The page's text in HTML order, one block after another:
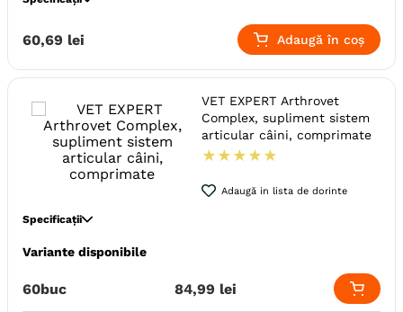
Specie
Pisici
Mica (S) Medie (M)
Mare (L) Giant (XL)
Varsta
Junior Adult
Adult (Gestatie & Lactatie)
Adult (Sterilizat)
Senior
Aroma
Pui
Indicatii Speciale
Sistem Articular
Producator
60,69 lei Adaugă în coș
VET EXPERT Arthrovet
Complex, supliment sistem
articular câini, comprimate
★ ★ ★ ★ ★
Adaugă in lista de dorinte
Specificații
Specie
Mica (S)
Giant (XL)
Variante disponibile
60buc 84,99 lei